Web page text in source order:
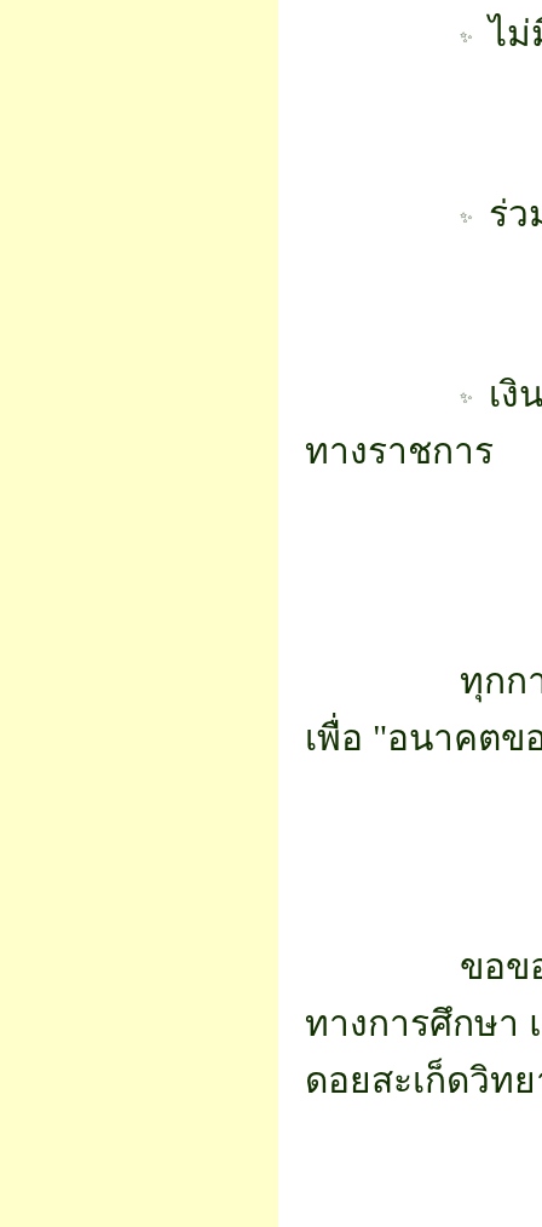
ไม่
ร่ว
เงิ
ทางราชการ
เพื่อ "อนาคตข
ทางการศึกษา
ดอยสะเก็ดวิท